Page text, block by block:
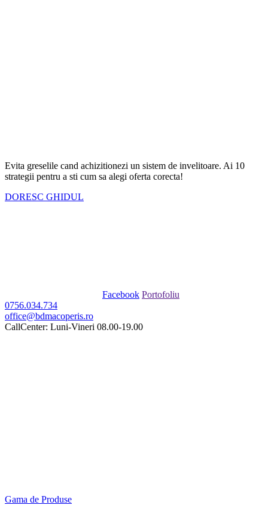
Evita greselile cand achizitionezi un sistem de invelitoare. Ai 10
strategii pentru a sti cum sa alegi oferta corecta!
DORESC GHIDUL
Facebook Portofoliu
0756.034.734
office@bdmacoperis.ro
CallCenter: Luni-Vineri 08.00-19.00
Gama de Produse